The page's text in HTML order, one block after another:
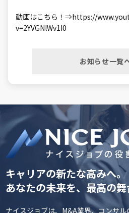
動画はこちら！⇒https://
v=2YVGNlWv1I0
お知らせ一覧
キャリアの新たな高みへ。
あなたの未来を、最高の舞
ナイスジョブは、M&A業界、コンサ